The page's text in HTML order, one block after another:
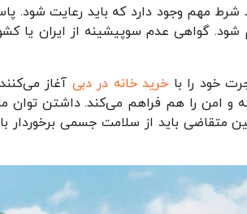
گواهی عدم سو‌پیشینه از ایران یا
خود را با خرید خانه در دبی آغاز
و امن را هم فراهم می‌کند. داشتن توان